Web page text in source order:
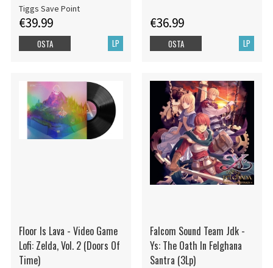
Tiggs Save Point
€39.99
LP
OSTA
€36.99
LP
OSTA
Floor Is Lava - Video Game
Lofi: Zelda, Vol. 2 (Doors Of
Time)
Falcom Sound Team Jdk -
Ys: The Oath In Felghana
Santra (3Lp)